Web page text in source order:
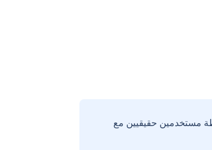
مستخدمين حقيقيين مع